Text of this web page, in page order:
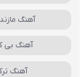
آهنگ
آهنگ بی
آهنگ